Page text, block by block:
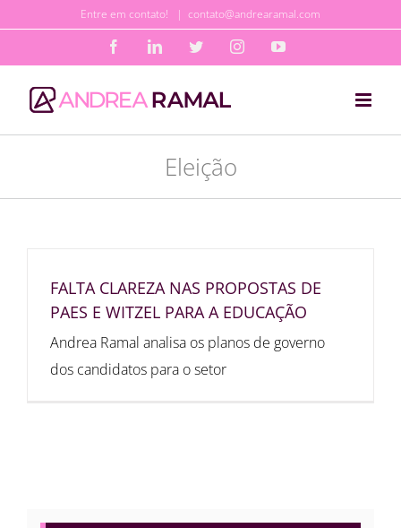
o
conteúdo
Entre em contato! | contato@andrearamal.com
FacebookLinkedInTwitterInstagramYouTube
Eleição
FALTA CLAREZA NAS PROPOSTAS DE
PAES E WITZEL PARA A EDUCAÇÃO
Andrea Ramal analisa os planos de governo
dos candidatos para o setor